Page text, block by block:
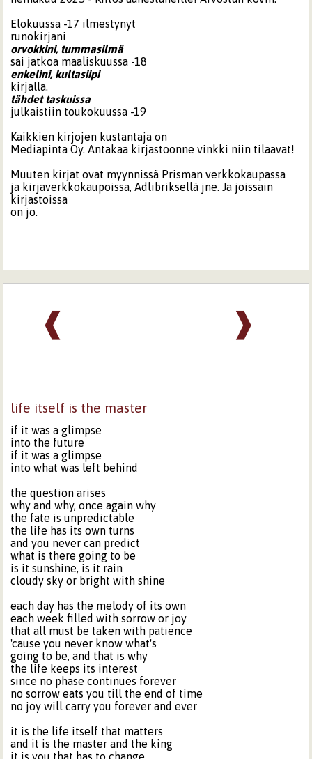
Elokuussa -17 ilmestynyt
runokirjani
orvokkini, tummasilmä
sai jatkoa maaliskuussa -18
enkelini, kultasiipi
kirjalla.
tähdet taskuissa
julkaistiin toukokuussa -19
Kaikkien kirjojen kustantaja on
Mediapinta Oy. Antakaa kirjastoonne vinkki niin tilaavat!
Muuten kirjat ovat myynnissä Prisman verkkokaupassa
ja kirjaverkkokaupoissa, Adlibriksellä jne. Ja joissain
kirjastoissa
on jo.
❱
❰
life itself is the master
if it was a glimpse
into the future
if it was a glimpse
into what was left behind
the question arises
why and why, once again why
the fate is unpredictable
the life has its own turns
and you never can predict
what is there going to be
is it sunshine, is it rain
cloudy sky or bright with shine
each day has the melody of its own
each week filled with sorrow or joy
that all must be taken with patience
'cause you never know what's
going to be, and that is why
the life keeps its interest
since no phase continues forever
no sorrow eats you till the end of time
no joy will carry you forever and ever
it is the life itself that matters
and it is the master and the king
it is you that has to change